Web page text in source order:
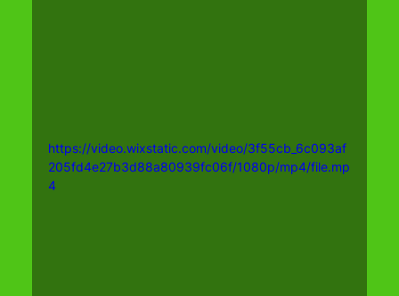
https://video.wixstatic.com/video/3f55cb_6c093af
205fd4e27b3d88a80939fc06f/1080p/mp4/file.mp
4